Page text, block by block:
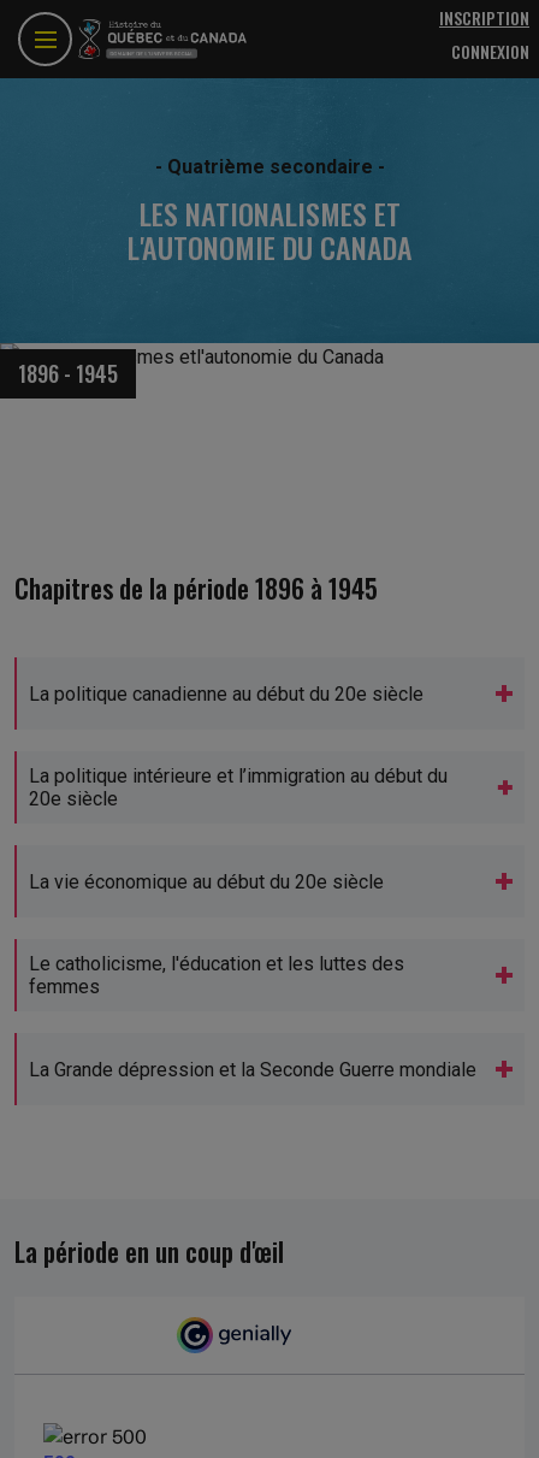
Aller au contenu principal
INSCRIPTION
CONNEXION
- Quatrième secondaire -
LES NATIONALISMES ET
L'AUTONOMIE DU CANADA
1896 - 1945
Chapitres de la période 1896 à 1945
La politique canadienne au début du 20e siècle
La politique intérieure et l’immigration au début du
20e siècle
La vie économique au début du 20e siècle
Le catholicisme, l'éducation et les luttes des
femmes
La Grande dépression et la Seconde Guerre mondiale
La période en un coup d'œil